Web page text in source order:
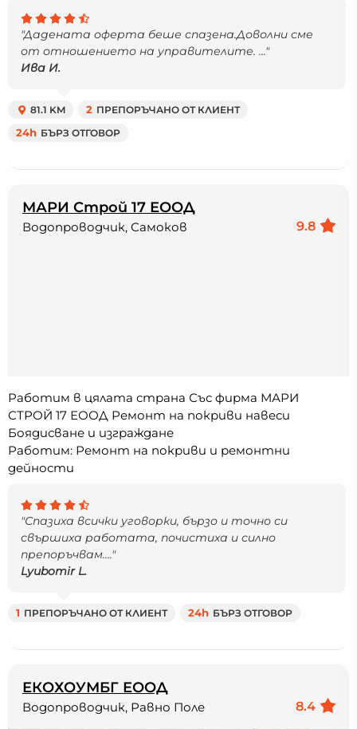
"Дадената оферта беше спазена.Доволни сме
от отношението на управителите. ..."
Ива И.
81.1 KM 2 ПРЕПОРЪЧАНО ОТ КЛИЕНТ
24h БЪРЗ ОТГОВОР
МАРИ Строй 17 ЕООД
9.8
Водопроводчик, Самоков
Работим в цялата страна Със фирма МАРИ
СТРОЙ 17 ЕООД Ремонт на покриви навеси
Боядисване и изграждане
Работим: Ремонт на покриви и ремонтни
дейности
"Спазиха всички уговорки, бързо и точно си
свършиха работата, почистиха и силно
препоръчвам...."
Lyubomir L.
1 ПРЕПОРЪЧАНО ОТ КЛИЕНТ 24h БЪРЗ ОТГОВОР
ЕКОХОУМБГ ЕООД
8.4
Водопроводчик, Равно Поле